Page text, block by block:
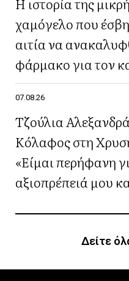
χαμόγελο που
αιτία να
φάρμακο για τον
07.08.26
Τζούλια
Κόλαφος στη
«Είμαι περήφανη
αξιοπρέπειά μου
Δείτε